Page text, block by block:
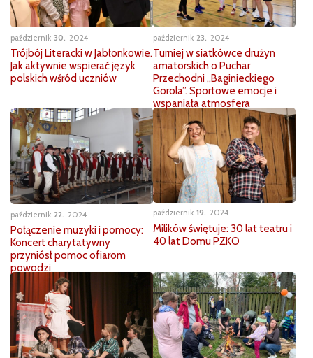
październik 30 2024
Trójbój Literacki w Jabłonkowie.
Jak aktywnie wspierać język
polskich wśród uczniów
październik 23 2024
Turniej w siatkówce drużyn
amatorskich o Puchar
Przechodni „Baginieckiego
Gorola”. Sportowe emocje i
wspaniała atmosfera
październik 22 2024
Połączenie muzyki i pomocy:
Koncert charytatywny
przyniósł pomoc ofiarom
powodzi
październik 19 2024
Milików świętuje: 30 lat teatru i
40 lat Domu PZKO